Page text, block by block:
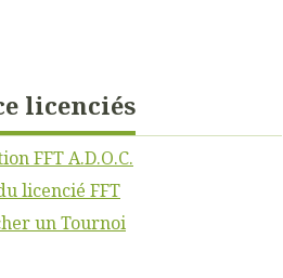
licenciés
FFT A.D.O.C.
licencié FFT
un Tournoi